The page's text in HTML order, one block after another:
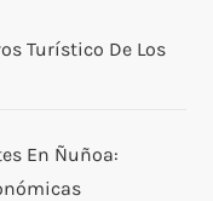
Turístico De Los
En Ñuñoa: